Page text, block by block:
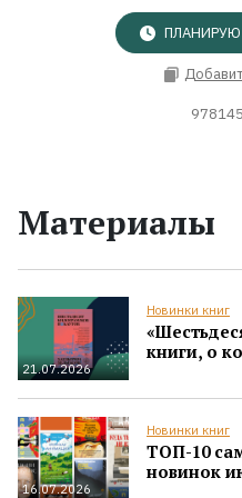
ПЛАНИРУЮ
Материалы
21.07.2026
Новинки книг
книги, о
16.07.2026
Новинки книг
ТОП-10
новинок